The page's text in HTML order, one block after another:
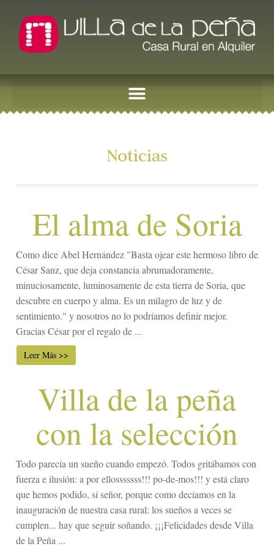
Noticias
El alma de Soria
Como dice Abel Hernández "Basta ojear este hermoso libro de
César Sanz, que deja constancia abrumadoramente,
minuciosamente, luminosamente de esta tierra de Soria, que
descubre en cuerpo y alma. Es un milagro de luz y de
sentimiento." y nosotros no lo podríamos definir mejor.
Gracias César por el regalo de ...
Leer Más >>
Villa de la peña
con la selección
Todo parecía un sueño cuando empezó. Todos gritábamos con
fuerza e ilusión: a por ellosssssss!!! po-de-mos!!! y está claro
que hemos podido, sí señor, porque como decíamos en la
inauguración de nuestra casa rural: los sueños a veces se
cumplen... hay que seguir soñando. ¡¡¡Felicidades desde Villa
de la Peña ...